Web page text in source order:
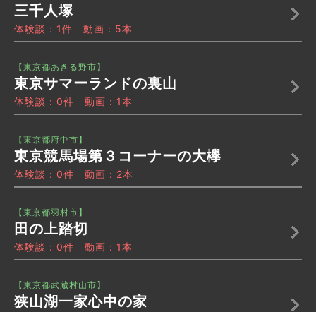
三千人塚
体験談：1件 動画：5本
【東京都あきる野市】
東京サマーランドの裏山
体験談：0件 動画：1本
【東京都府中市】
東京競馬場第３コーナーの大欅
体験談：0件 動画：2本
【東京都羽村市】
田の上踏切
体験談：0件 動画：1本
【東京都武蔵村山市】
狭山湖一家心中の家